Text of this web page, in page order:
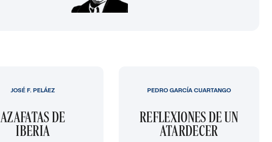
AZAFATAS DE
IBERIA
JOSÉ F. PELÁEZ
REFLEXIONES DE UN
ATARDECER
PEDRO GARCÍA CUARTANGO